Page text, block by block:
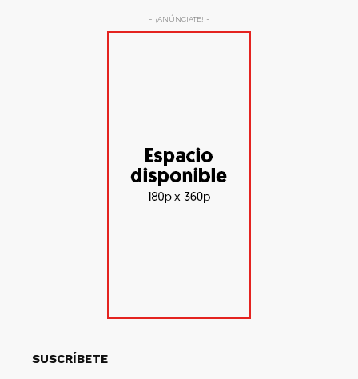
- ¡ANÚNCIATE! -
SUSCRÍBETE